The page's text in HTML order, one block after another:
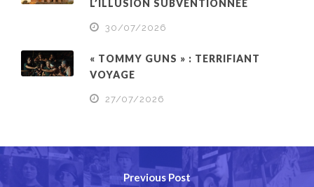
L’ILLUSION SUBVENTIONNÉE
30/07/2026
« TOMMY GUNS » : TERRIFIANT
VOYAGE
27/07/2026
Previous Post